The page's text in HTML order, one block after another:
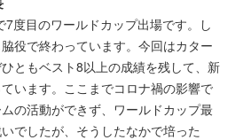
7度目のワールドカップ出場です。し
役で終わっています。今回はカター
ともベスト8以上の成績を残して、新
います。ここまでコロナ禍の影響で
の活動ができず、ワールドカップ最
でしたが、そうしたなかで培った